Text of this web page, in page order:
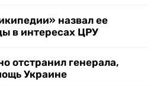
назвал ее
в интересах ЦРУ
отстранил генерала,
Украине